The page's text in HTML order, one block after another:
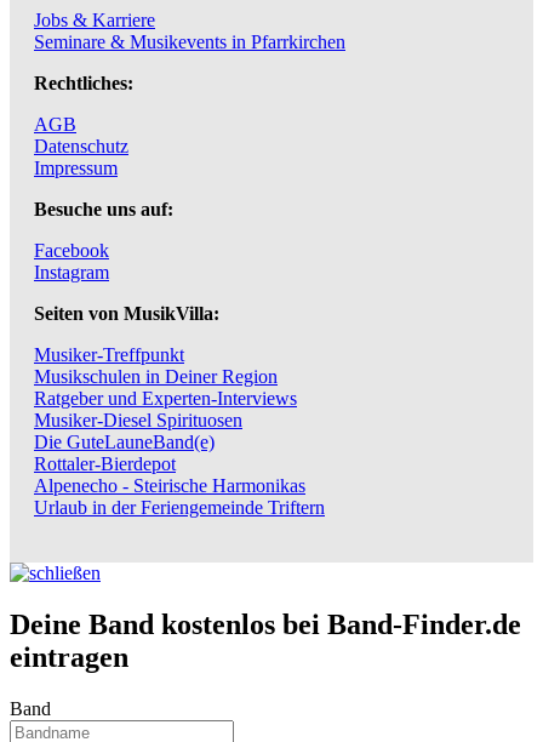
Jobs & Karriere
Seminare & Musikevents in Pfarrkirchen
Rechtliches:
AGB
Datenschutz
Impressum
Besuche uns auf:
Facebook
Instagram
Seiten von MusikVilla:
Musiker-Treffpunkt
Musikschulen in Deiner Region
Ratgeber und Experten-Interviews
Musiker-Diesel Spirituosen
Die GuteLauneBand(e)
Rottaler-Bierdepot
Alpenecho - Steirische Harmonikas
Urlaub in der Feriengemeinde Triftern
Deine Band kostenlos bei Band-Finder.de
eintragen
Band